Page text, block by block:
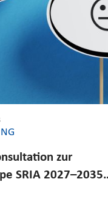
zur
SRIA